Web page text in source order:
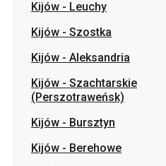
Kijów - Leuchy
Kijów - Szostka
Kijów - Aleksandria
Kijów - Szachtarskie
(Perszotraweńsk)
Kijów - Bursztyn
Kijów - Berehowe